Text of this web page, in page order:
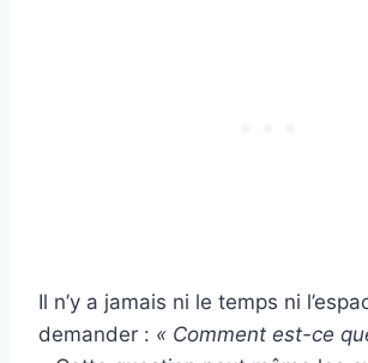
Il n’y a jamais ni le temps ni
demander : « Comment est-ce